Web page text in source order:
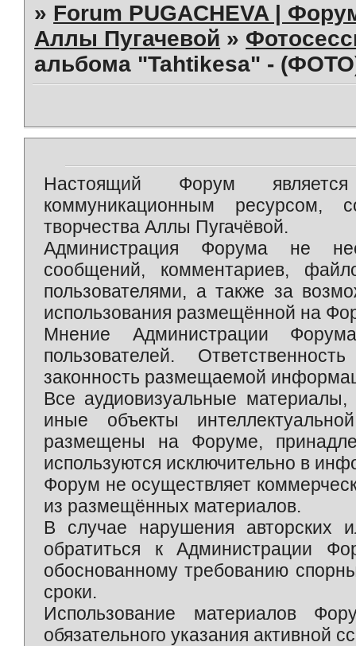
» Forum PUGACHEVA |
Аллы Пугачевой »
альбома "Tahtikesa" -
Настоящий Форум является
коммуникационным ресурсом,
творчества Аллы Пугачёвой.
Администрация Форума не
сообщений, комментариев,
пользователями, а также за
использования размещённой на
Мнение Администрации
пользователей.
законность размещаемой
Все аудиовизуальные
иные объекты
размещены на Форуме,
используются исключительно в
Форум не осуществляет
из размещённых материалов.
В случае нарушения авторских
обратиться к Администрации
обоснованному требованию
сроки.
Использование материалов
обязательного указания активной